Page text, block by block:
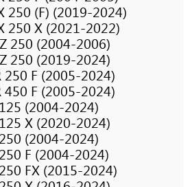
250 (F) (2019-2024)
250 X (2021-2022)
250 (2004-2006)
250 (2019-2024)
250 F (2005-2024)
450 F (2005-2024)
(2004-2024)
X (2020-2024)
(2004-2024)
F (2004-2024)
FX (2015-2024)